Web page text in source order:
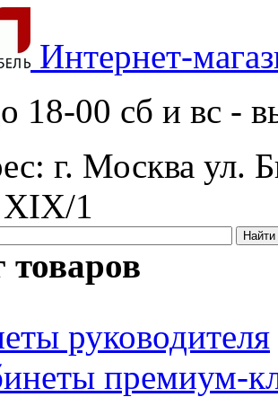
Интернет-
18-00 сб и вс -
г. Москва ул.
XIX/1
товаров
руководителя
премиум-